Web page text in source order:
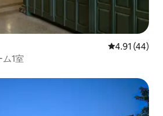
レビュー44
4.91 (44)
1室